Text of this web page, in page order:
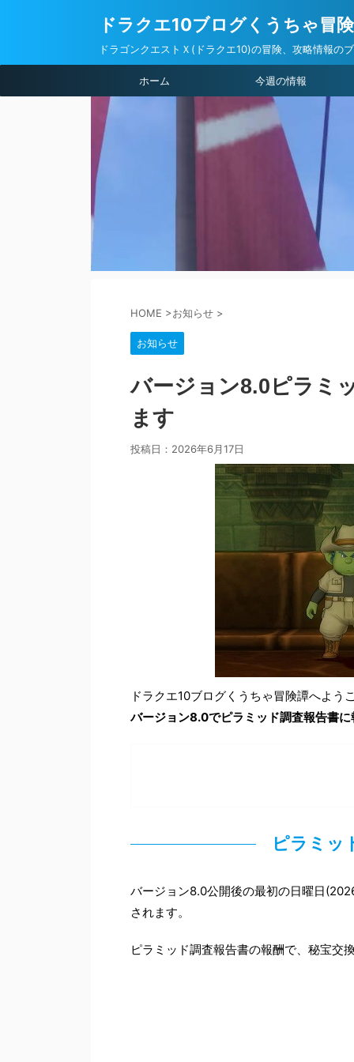
ドラクエ10ブログくうちゃ冒
ドラゴンクエストＸ(ドラクエ10)の冒険、攻略情報の
ホーム 今週の情報
HOME >お知らせ >
お知らせ
バージョン8.0ピラミ
ます
投稿日： 2026年6月17日
ドラクエ10ブログくうちゃ冒険譚へよう
バージョン8.0でピラミッド調査報告書
ピラミッ
バージョン8.0公開後の最初の日曜日
されます。
ピラミッド調査報告書の報酬で、秘宝交